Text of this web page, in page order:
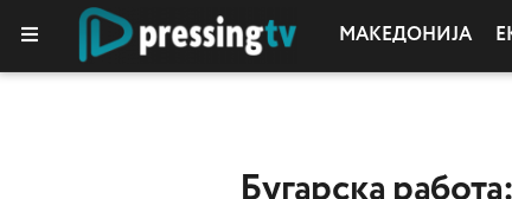
МАКЕДОНИЈА
Бугарска